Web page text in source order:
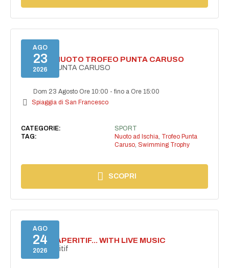
AGO
23
2026
GARA DI NUOTO TROFEO PUNTA CARUSO
TROFEO PUNTA CARUSO
Dom 23 Agosto Ore 10:00 -fino a Ore 15:00
Spiaggia di San Francesco
CATEGORIE:
SPORT
TAG:
Nuoto ad Ischia, Trofeo Punta
Caruso, Swimming Trophy
SCOPRI
AGO
24
2026
SECRET APERITIF... WITH LIVE MUSIC
Secret aperitif